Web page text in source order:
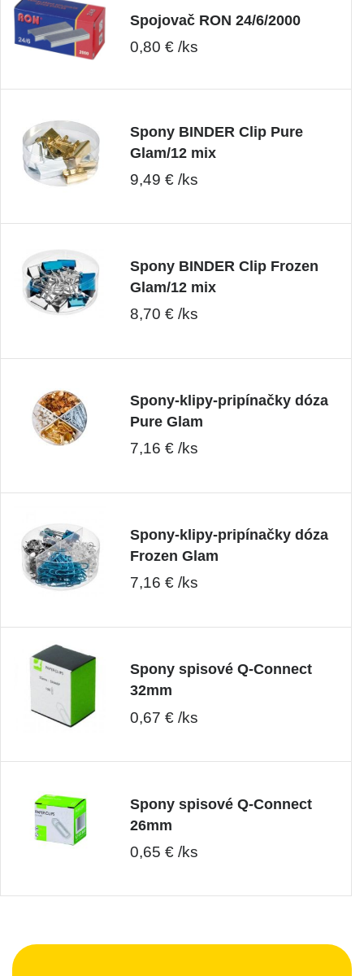
Spojovač RON 24/6/2000
0,80 € /ks
Spony BINDER Clip Pure
Glam/12 mix
9,49 € /ks
Spony BINDER Clip Frozen
Glam/12 mix
8,70 € /ks
Spony-klipy-pripínačky dóza
Pure Glam
7,16 € /ks
Spony-klipy-pripínačky dóza
Frozen Glam
7,16 € /ks
Spony spisové Q-Connect
32mm
0,67 € /ks
Spony spisové Q-Connect
26mm
0,65 € /ks